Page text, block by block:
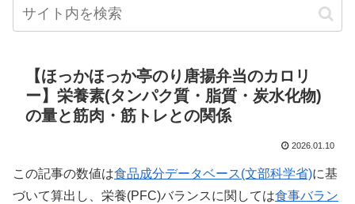
【ほっかほっか亭のり唐揚弁当のカロリ
ー】栄養素(タンパク質・脂質・炭水化物)
の量と筋肉・筋トレとの関係
2026.01.10
この記事の数値は食品成分データベース(文部科学省)に基
づいて算出し、栄養(PFC)バランスに関しては食事バラン